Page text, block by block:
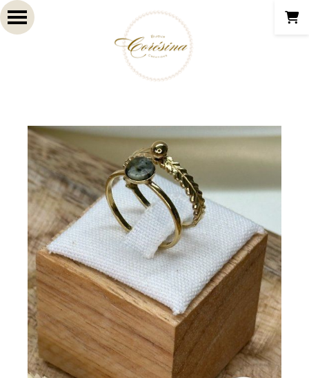
Panneau de gestion des cookies